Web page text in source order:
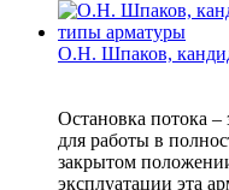
О.Н. Шпаков,
Остановка потока –
для работы в
закрытом
эксплуатации эта